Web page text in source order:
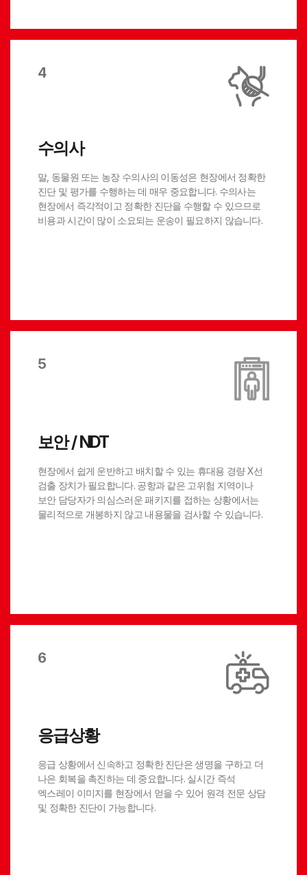
4
수의사
말, 동물원 또는 농장 수의사의 이동성은 현장에서 정확한
진단 및 평가를 수행하는 데 매우 중요합니다. 수의사는
현장에서 즉각적이고 정확한 진단을 수행할 수 있으므로
비용과 시간이 많이 소요되는 운송이 필요하지 않습니다.
5
보안 / NDT
현장에서 쉽게 운반하고 배치할 수 있는 휴대용 경량 X선
검출 장치가 필요합니다. 공항과 같은 고위험 지역이나
보안 담당자가 의심스러운 패키지를 접하는 상황에서는
물리적으로 개봉하지 않고 내용물을 검사할 수 있습니다.
6
응급상황
응급 상황에서 신속하고 정확한 진단은 생명을 구하고 더
나은 회복을 촉진하는 데 중요합니다. 실시간 즉석
엑스레이 이미지를 현장에서 얻을 수 있어 원격 전문 상담
및 정확한 진단이 가능합니다.